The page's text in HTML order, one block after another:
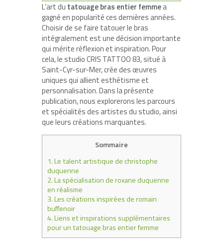
L’art du tatouage bras entier femmea
gagné en popularité ces dernières années.
Choisir de se faire tatouer le bras
intégralement est une décision importante
qui mérite réflexion et inspiration. Pour
cela, le studio CRIS TATTOO 83, situé à
Saint-Cyr-sur-Mer, crée des œuvres
uniques qui allient esthétisme et
personnalisation. Dans la présente
publication, nous explorerons les parcours
et spécialités des artistes du studio, ainsi
que leurs créations marquantes.
Sommaire
1.Le talent artistique de christophe
duquenne
2.La spécialisation de roxane duquenne
en réalisme
3.Les créations inspirées de romain
buffenoir
4.Liens et inspirations supplémentaires
pour un tatouage bras entier femme